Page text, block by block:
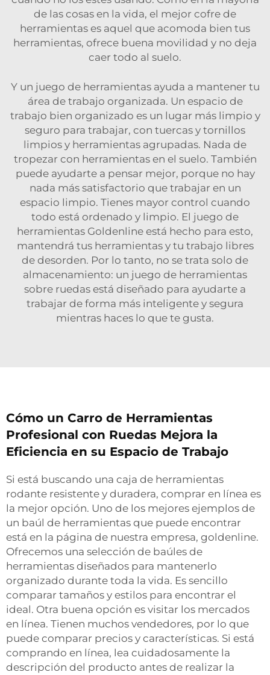
de las cosas en la vida, el mejor cofre de
herramientas es aquel que acomoda bien tus
herramientas, ofrece buena movilidad y no deja
caer todo al suelo.
Y un juego de herramientas ayuda a mantener tu
área de trabajo organizada. Un espacio de
trabajo bien organizado es un lugar más limpio y
seguro para trabajar, con tuercas y tornillos
limpios y herramientas agrupadas. Nada de
tropezar con herramientas en el suelo. También
puede ayudarte a pensar mejor, porque no hay
nada más satisfactorio que trabajar en un
espacio limpio. Tienes mayor control cuando
todo está ordenado y limpio. El juego de
herramientas Goldenline está hecho para esto,
mantendrá tus herramientas y tu trabajo libres
de desorden. Por lo tanto, no se trata solo de
almacenamiento: un juego de herramientas
sobre ruedas está diseñado para ayudarte a
trabajar de forma más inteligente y segura
mientras haces lo que te gusta.
Cómo un Carro de Herramientas
Profesional con Ruedas Mejora la
Eficiencia en su Espacio de Trabajo
Si está buscando una caja de herramientas
rodante resistente y duradera, comprar en línea es
la mejor opción. Uno de los mejores ejemplos de
un baúl de herramientas que puede encontrar
está en la página de nuestra empresa, goldenline.
Ofrecemos una selección de baúles de
herramientas diseñados para mantenerlo
organizado durante toda la vida. Es sencillo
comparar tamaños y estilos para encontrar el
ideal. Otra buena opción es visitar los mercados
en línea. Tienen muchos vendedores, por lo que
puede comparar precios y características. Si está
comprando en línea, lea cuidadosamente la
descripción del producto antes de realizar la